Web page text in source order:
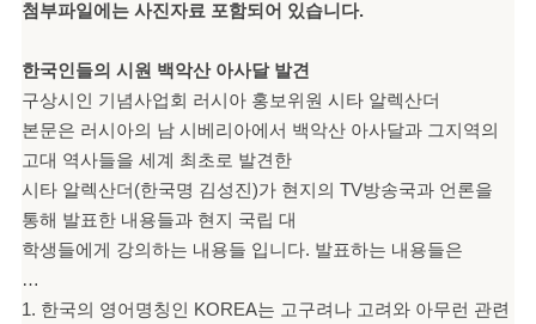
첨부파일에는 사진자료 포함되어 있습니다.
한국인들의 시원 백악산 아사달 발견
구상시인 기념사업회 러시아 홍보위원 시타 알렉산더
본문은 러시아의 남 시베리아에서 백악산 아사달과 그지역의
고대 역사들을 세계 최초로 발견한
시타 알렉산더(한국명 김성진)가 현지의 TV방송국과 언론을
통해 발표한 내용들과 현지 국립 대
학생들에게 강의하는 내용들 입니다. 발표하는 내용들은
…
1. 한국의 영어명칭인 KOREA는 고구려나 고려와 아무런 관련